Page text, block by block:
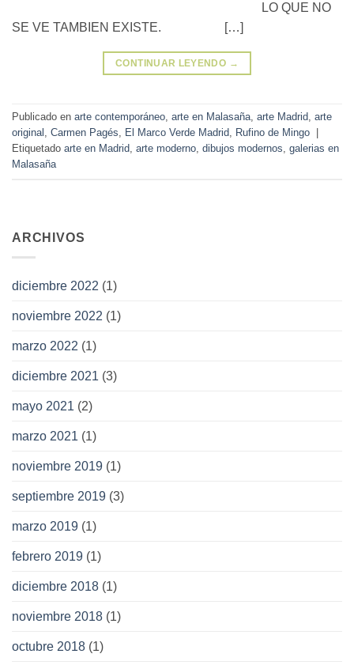
LO QUE NO
SE VE TAMBIEN EXISTE. […]
CONTINUAR LEYENDO →
Publicado en arte contemporáneo, arte en Malasaña, arte Madrid, arte
original , Carmen Pagés, El Marco Verde Madrid, Rufino de Mingo
Etiquetado arte en Madrid, arte moderno, dibujos modernos, galerias en
Malasaña
ARCHIVOS
diciembre 2022 (1)
noviembre 2022 (1)
marzo 2022 (1)
diciembre 2021 (3)
mayo 2021 (2)
marzo 2021 (1)
noviembre 2019 (1)
septiembre 2019 (3)
marzo 2019 (1)
febrero 2019 (1)
diciembre 2018 (1)
noviembre 2018 (1)
octubre 2018 (1)